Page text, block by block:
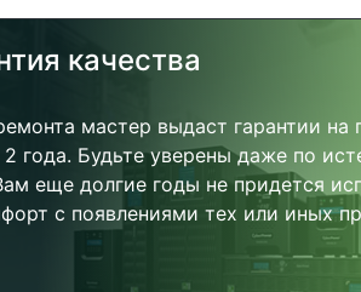
качества
мастер выдаст гарантии на
года. Будьте уверены даже по
еще долгие годы не придется
с появлениями тех или иных